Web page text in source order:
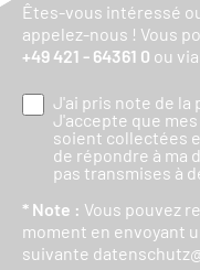
Êtes-vous intéressé
appelez-nous ! Vous
+49 421 - 64361 0 ou
J'ai pris note de la
J'accepte que
soient collectées
de répondre à ma
pas transmises à
* Note : Vous pouvez
moment en envoyant
suivante